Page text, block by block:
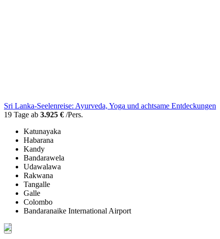
Sri Lanka-Seelenreise: Ayurveda, Yoga und achtsame Entdeckungen
19 Tage ab 3.925 € /Pers.
Katunayaka
Habarana
Kandy
Bandarawela
Udawalawa
Rakwana
Tangalle
Galle
Colombo
Bandaranaike International Airport